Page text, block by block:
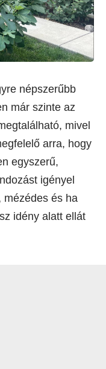
népszerűbb
már szinte az
mivel
arra, hogy
egyszerű,
igényel
mézédes és ha
idény alatt ellát